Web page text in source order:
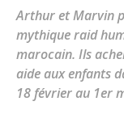
Arthur et Marvin
mythique raid
marocain. Ils
aide aux enfants
18 février au 1er